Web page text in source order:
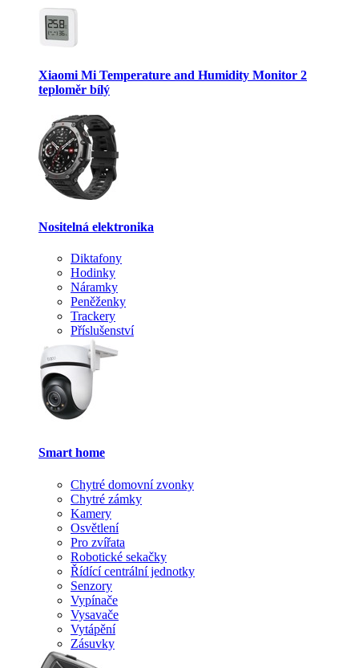
Xiaomi Mi Temperature and Humidity Monitor 2
teploměr bílý
Nositelná elektronika
Diktafony
Hodinky
Náramky
Peněženky
Trackery
Příslušenství
Smart home
Chytré domovní zvonky
Chytré zámky
Kamery
Osvětlení
Pro zvířata
Robotické sekačky
Řídící centrální jednotky
Senzory
Vypínače
Vysavače
Vytápění
Zásuvky